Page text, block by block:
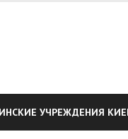
УЧРЕЖДЕНИЯ